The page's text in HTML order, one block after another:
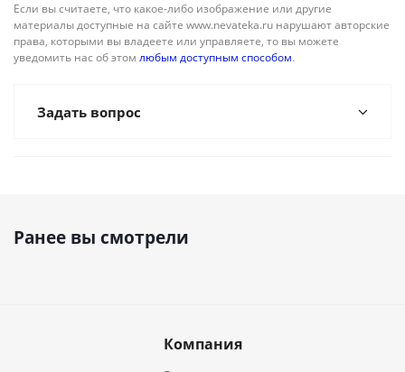
Если вы считаете, что какое-либо изображение или другие
материалы доступные на сайте www.nevateka.ru нарушают авторские
права, которыми вы владеете или управляете, то вы можете
уведомить нас об этом любым доступным способом.
Задать вопрос
Ранее вы смотрели
Компания